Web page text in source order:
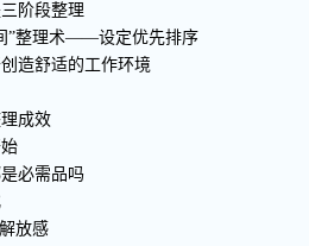
阶段整理
”整理术——设定优先排序
造舒适的工作环境
成效
必需品吗
放感